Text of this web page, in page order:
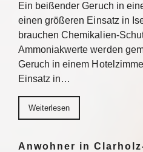
Ein beißender Geruch in
einen größeren Einsatz in
brauchen Chemikalien-
Ammoniakwerte werden
Geruch in einem
Einsatz in…
Weiterlesen
Anwohner in